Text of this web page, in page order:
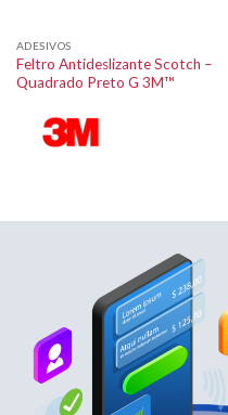
ADESIVOS
Feltro Antideslizante Scotch –
Quadrado Preto G 3M™